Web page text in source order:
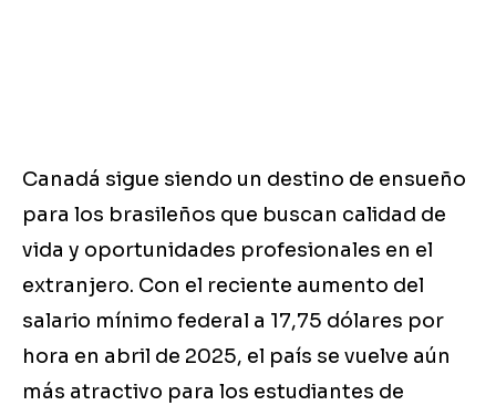
Canadá sigue siendo un destino de ensueño
para los brasileños que buscan calidad de
vida y oportunidades profesionales en el
extranjero. Con el reciente aumento del
salario mínimo federal a 17,75 dólares por
hora en abril de 2025, el país se vuelve aún
más atractivo para los estudiantes de